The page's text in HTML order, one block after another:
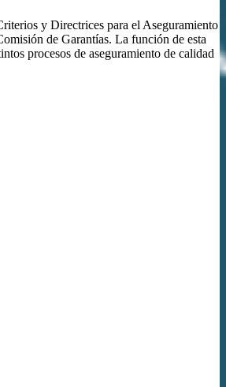
y Directrices para el Aseguramiento
de Garantías. La función de esta
procesos de aseguramiento de calidad